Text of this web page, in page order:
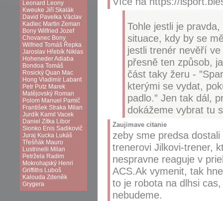
Tohle jestli je
situace, kdy by se
jestli trenér nevěří
přesně ten způsob,
část taky žeru -
kterými se vydat,
padlo.” Jen tak dál,
dokážeme vybrat tu
Zaujimave citanie
zeby sme predsa
trenerovi Jilkovi-trener,
nespravne reaguje v
ACS.Ak vymenit, tak
to je robota na dlhsi
nebudeme.
Leonard Leony
Kweuke Jiří Skalák
David Pavelka Václav
Kadlec Martin Zeman
Bony Wilfried Jozef
Chovanec Bony
Wilfried Tomáš Řepka
Jaroslav Hřebík Niklas
HohenederAdiaba
Bondoa Tomáš
Rosický Quan Mac
Hong Vladimír Labant
Petr Putz Marek
Matějovský Roman
Polom Manuel Pamič
František Straka Milan
Jurdík Kamil Vacek
Daniel Zítka Libor
Sionko Enis Sadikovič
Juraj Kucka Lukáš
Třešňák Mauro
Lustrinelli Milan
Petržela Radim
Mokrohajský Henri
Griffiths Luboš
Kalouda Zdeněk
Grygera